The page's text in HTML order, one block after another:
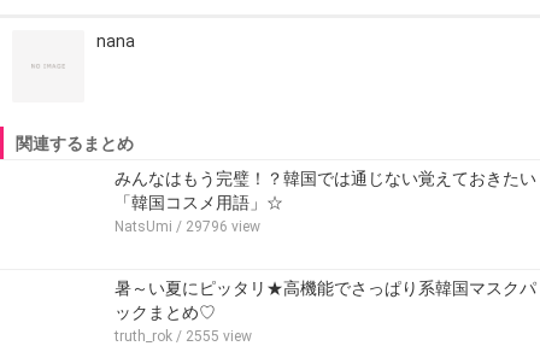
nana
関連するまとめ
みんなはもう完璧！？韓国では通じない覚えておきたい
「韓国コスメ用語」☆
NatsUmi / 29796 view
暑～い夏にピッタリ★高機能でさっぱり系韓国マスクパ
ックまとめ♡
truth_rok / 2555 view